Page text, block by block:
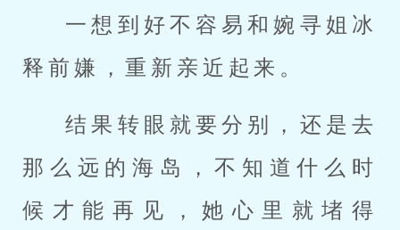
一想到好不容易和婉寻姐冰
释前嫌，重新亲近起来。
结果转眼就要分别，还是去
那么远的海岛，不知道什么时
候才能再见，她心里就堵得